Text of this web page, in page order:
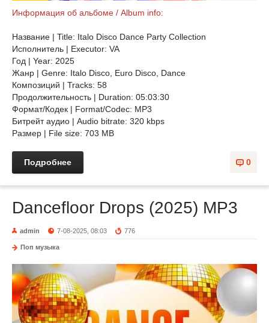
Информация об альбоме / Album info:
Название | Title: Italo Disco Dance Party Collection
Исполнитель | Executor: VA
Год | Year: 2025
Жанр | Genre: Italo Disco, Euro Disco, Dance
Композиций | Tracks: 58
Продолжительность | Duration: 05:03:30
Формат/Кодек | Format/Codec: MP3
Битрейт аудио | Audio bitrate: 320 kbps
Размер | File size: 703 MB
0
Подробнее
Dancefloor Drops (2025) MP3
admin 7-08-2025, 08:03 776
Поп музыка